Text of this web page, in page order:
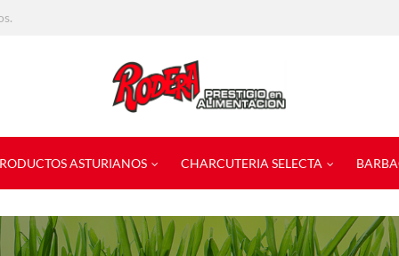
ASTURIANOS CHARCUTERIA SELECTA